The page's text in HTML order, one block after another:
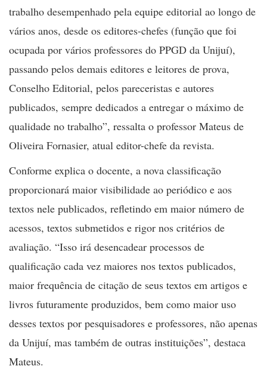
trabalho desempenhado pela equipe editorial ao longo de
vários anos, desde os editores-chefes (função que foi
ocupada por vários professores do PPGD da Unijuí),
passando pelos demais editores e leitores de prova,
Conselho Editorial, pelos pareceristas e autores
publicados, sempre dedicados a entregar o máximo de
qualidade no trabalho”, ressalta o professor Mateus de
Oliveira Fornasier, atual editor-chefe da revista.
Conforme explica o docente, a nova classificação
proporcionará maior visibilidade ao periódico e aos
textos nele publicados, refletindo em maior número de
acessos, textos submetidos e rigor nos critérios de
avaliação. “Isso irá desencadear processos de
qualificação cada vez maiores nos textos publicados,
maior frequência de citação de seus textos em artigos e
livros futuramente produzidos, bem como maior uso
desses textos por pesquisadores e professores, não apenas
da Unijuí, mas também de outras instituições”, destaca
Mateus.